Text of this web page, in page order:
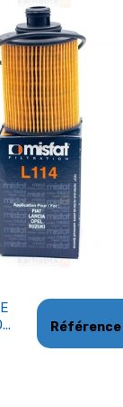
Référence